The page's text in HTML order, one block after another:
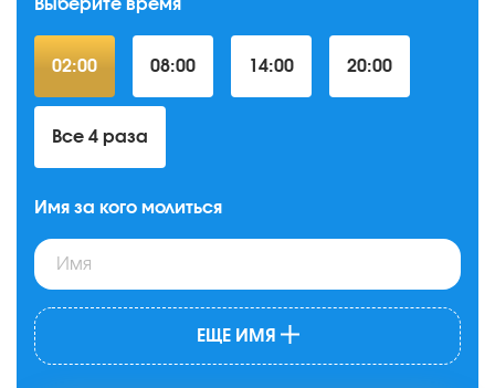
Выберите время
02:00 08:00 14:00 20:00
Все 4 раза
Имя за кого молиться
ЕЩЕ ИМЯ